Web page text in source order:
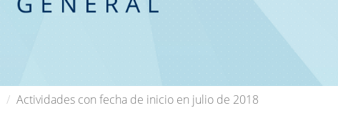
Actividades con fecha de inicio en julio de 2018